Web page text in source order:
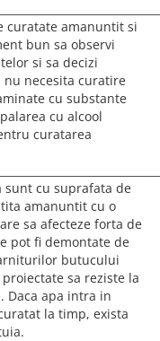
curatate amanuntit si
bun sa observi
si sa decizi
nu necesita curatire
cu substante
cu alcool
curatarea
sunt cu suprafata de
amanuntit cu o
sa afecteze forta de
pot fi demontate de
butucului
sa reziste la
Daca apa intra in
la timp, exista